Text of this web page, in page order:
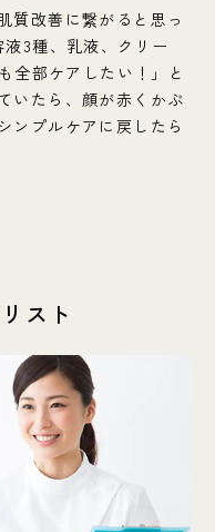
質改善に繋がると思っ
3種、乳液、クリー
全部ケアしたい！」と
いたら、顔が赤くかぶ
ンプルケアに戻したら
スト